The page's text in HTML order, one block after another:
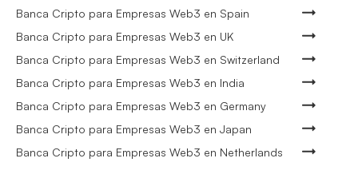
Banca Cripto para Empresas Web3 en Spain
Banca Cripto para Empresas Web3 en UK
Banca Cripto para Empresas Web3 en Switzerland
Banca Cripto para Empresas Web3 en India
Banca Cripto para Empresas Web3 en Germany
Banca Cripto para Empresas Web3 en Japan
Banca Cripto para Empresas Web3 en Netherlands